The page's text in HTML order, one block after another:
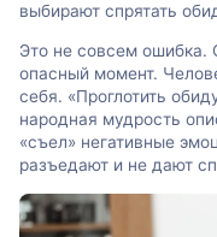
выбирают спрятать
Это не совсем ошибка.
опасный момент.
себя. «Проглотить
народная мудрость
«съел» негативные
разъедают и не дают